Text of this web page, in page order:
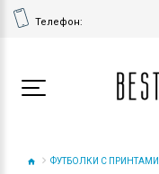
Телефон:
ФУТБОЛКИ С ПРИНТАМИ